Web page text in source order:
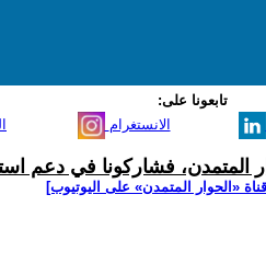
تابعونا على:
الانستغرام
المتمدن، فشاركونا في دعم
‫«الحوار المتمدن» على اليوتيوب]